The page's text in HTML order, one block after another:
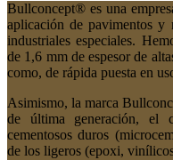
Bullconcept® es una
aplicación de pavimentos y
industriales especiales.
de 1,6 mm de espesor de
como, de rápida puesta en
Asimismo, la marca
de última generación, el
cementosos duros
de los ligeros (epoxi,